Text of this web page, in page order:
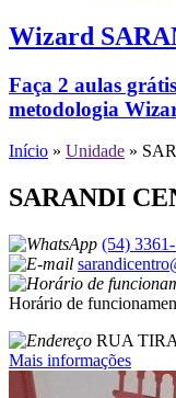
Wizard
Faça 2 aulas
metodologia
Início » Unidade »
SARANDI
(54)
Horário de
RUA
Mais informações